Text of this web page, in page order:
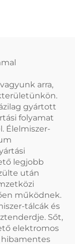
arra,
gyártott
folyamat
Élelmiszer-
legjobb
után
működnek.
tálcák és
Sőt,
elektromos
hibamentes